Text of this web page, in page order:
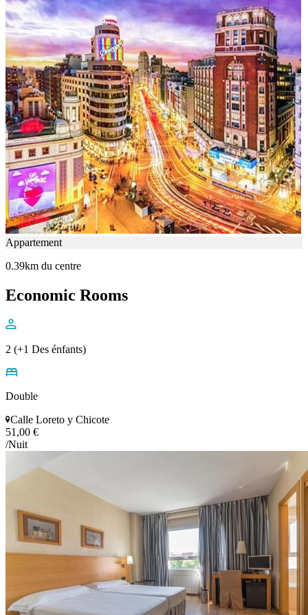
Appartement
0.39km du centre
Economic Rooms
2 (+1 Des énfants)
Double
Calle Loreto y Chicote
51,00 €
/Nuit